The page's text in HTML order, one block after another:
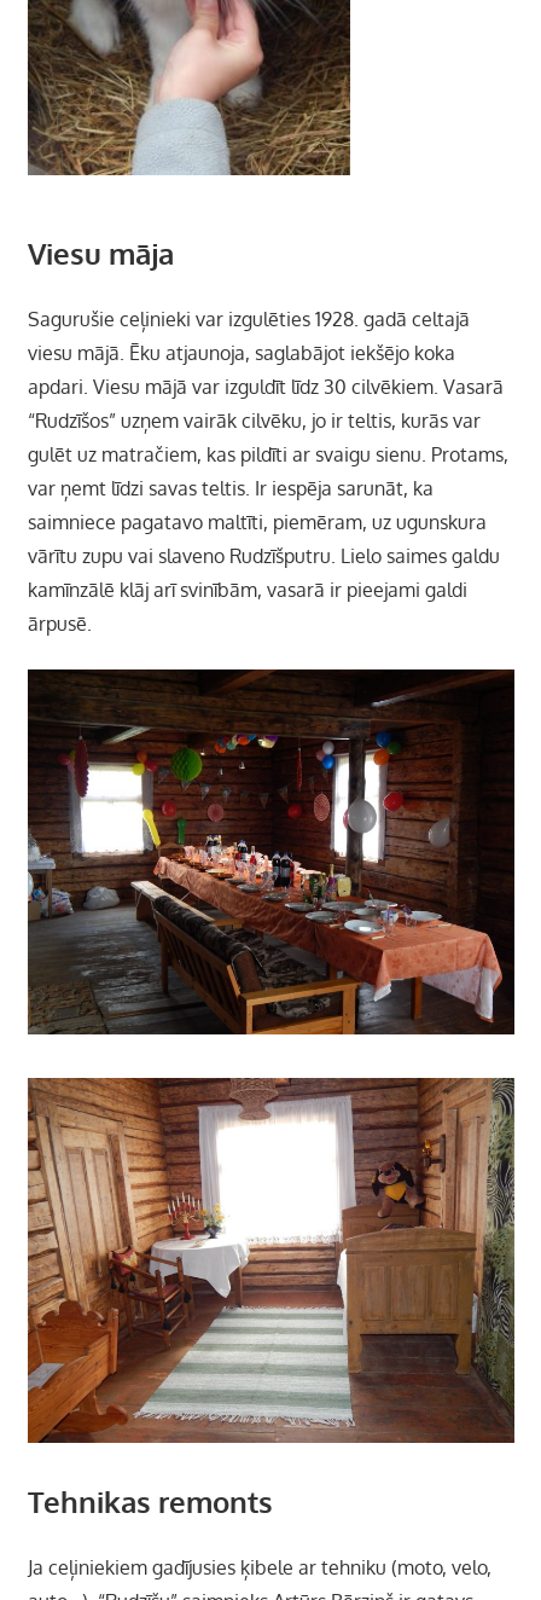
Viesu māja
Sagurušie ceļinieki var izgulēties 1928. gadā celtajā
viesu mājā. Ēku atjaunoja, saglabājot iekšējo koka
apdari. Viesu mājā var izguldīt līdz 30 cilvēkiem. Vasarā
“Rudzīšos” uzņem vairāk cilvēku, jo ir teltis, kurās var
gulēt uz matračiem, kas pildīti ar svaigu sienu. Protams,
var ņemt līdzi savas teltis. Ir iespēja sarunāt, ka
saimniece pagatavo maltīti, piemēram, uz ugunskura
vārītu zupu vai slaveno Rudzīšputru. Lielo saimes galdu
kamīnzālē klāj arī svinībām, vasarā ir pieejami galdi
ārpusē.
Tehnikas remonts
Ja ceļiniekiem gadījusies ķibele ar tehniku (moto, velo,